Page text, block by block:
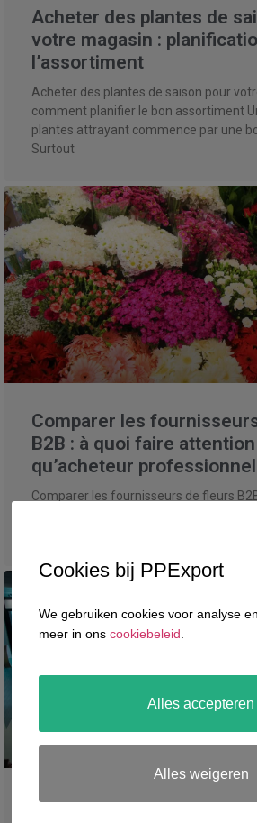
Acheter des plantes de
votre magasin :
l’assortiment
Acheter des plantes de saison pour
comment planifier le bon assortiment
plantes attrayant commence par une
Surtout
Comparer les
B2B : à quoi faire
qu’acheteur professionnel
Comparer les fournisseurs de fleurs
Importateur de fleurs et
Cookies bij PPExport
We gebruiken cookies voor analyse
meer in onscookiebeleid
Alles accepteren
Alles weigeren